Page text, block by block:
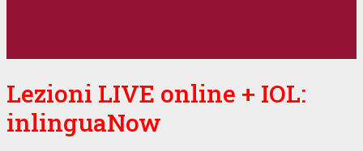
Lezioni LIVE online + IOL:
inlinguaNow